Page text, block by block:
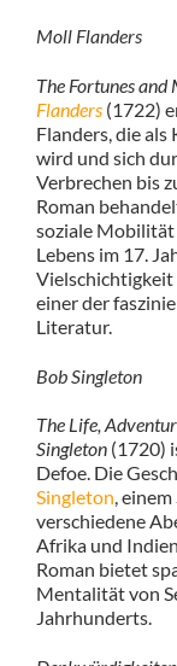
Moll Flanders
The Fortunes
Flanders(1722)
Flanders, die als
wird und sich
Verbrechen bis
Roman
soziale Mobilität
Lebens im 17.
Vielschichtigkeit
einer der
Literatur.
Bob Singleton
The Life,
Singleton(1720)
Defoe. Die
Singleton,
verschiedene
Afrika und
Roman bietet
Mentalität von
Jahrhunderts.